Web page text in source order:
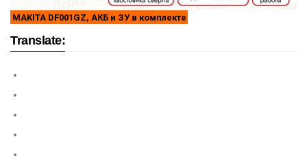
MAKITA DF001GZ, АКБ и ЗУ в комплекте
Translate: